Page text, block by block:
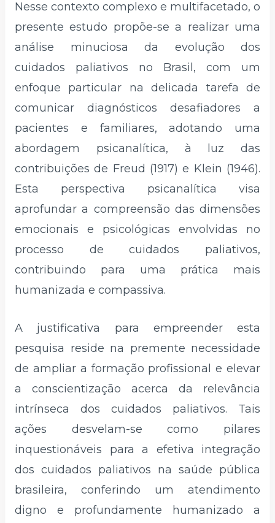
Nesse contexto complexo e multifacetado, o
presente estudo propõe-se a realizar uma
análise minuciosa da evolução dos
cuidados paliativos no Brasil, com um
enfoque particular na delicada tarefa de
comunicar diagnósticos desafiadores a
pacientes e familiares, adotando uma
abordagem psicanalítica, à luz das
contribuições de Freud (1917) e Klein (1946).
Esta perspectiva psicanalítica visa
aprofundar a compreensão das dimensões
emocionais e psicológicas envolvidas no
processo de cuidados paliativos,
contribuindo para uma prática mais
humanizada e compassiva.
A justificativa para empreender esta
pesquisa reside na premente necessidade
de ampliar a formação profissional e elevar
a conscientização acerca da relevância
intrínseca dos cuidados paliativos. Tais
ações desvelam-se como pilares
inquestionáveis para a efetiva integração
dos cuidados paliativos na saúde pública
brasileira, conferindo um atendimento
digno e profundamente humanizado a